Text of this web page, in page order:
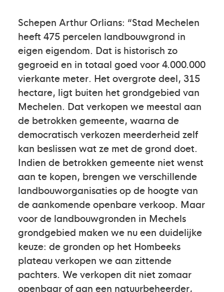
Schepen Arthur Orlians: “Stad Mechelen
heeft 475 percelen landbouwgrond in
eigen eigendom. Dat is historisch zo
gegroeid en in totaal goed voor 4.000.000
vierkante meter. Het overgrote deel, 315
hectare, ligt buiten het grondgebied van
Mechelen. Dat verkopen we meestal aan
de betrokken gemeente, waarna de
democratisch verkozen meerderheid zelf
kan beslissen wat ze met de grond doet.
Indien de betrokken gemeente niet wenst
aan te kopen, brengen we verschillende
landbouworganisaties op de hoogte van
de aankomende openbare verkoop. Maar
voor de landbouwgronden in Mechels
grondgebied maken we nu een duidelijke
keuze: de gronden op het Hombeeks
plateau verkopen we aan zittende
pachters. We verkopen dit niet zomaar
openbaar of aan een natuurbeheerder,